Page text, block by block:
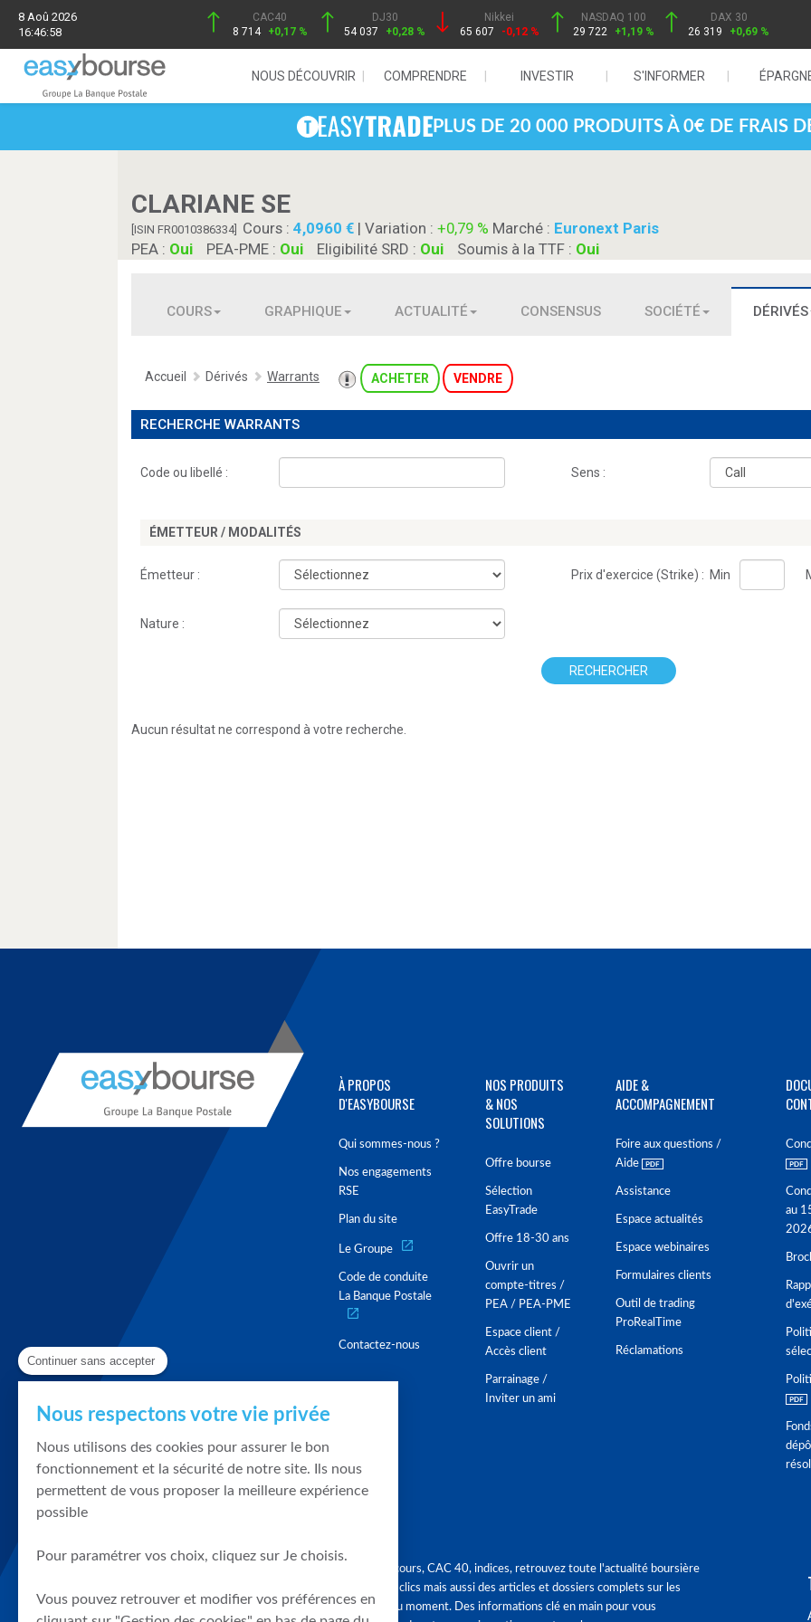
8 Aoû 2026
16:46:58
CAC40
8 714 +0,17 %
DJ30
54 037
+0,28 %
Nikkei
65 607
-0,12 %
NASDAQ 100
29 722
+1,19 %
DAX 30
26 319
+0,69 %
NOUS DÉCOUVRIR COMPRENDRE INVESTIR S'INFORMER
PLUS DE 20 000 PRODUITS À 0€ DE FRAIS
CLARIANE SE
[ISIN FR0010386334] Cours : 4,0960 | Variation : +0,79 % Marché : Euronext Paris
PEA : Oui PEA-PME : Oui Eligibilité SRD : Oui Soumis à la TTF : Oui
COURS GRAPHIQUE ACTUALITÉ CONSENSUS SOCIÉTÉ DÉRIVÉS
Accueil Dérivés Warrants ACHETER VENDRE
RECHERCHE WARRANTS
Code ou libellé : Sens :
ÉMETTEUR / MODALITÉS
Émetteur : Prix d'exercice (Strike) : Min
Nature :
RECHERCHER
Aucun résultat ne correspond à votre recherche.
À PROPOS
D'EASYBOURSE
Qui sommes-nous ?
Nos engagements
RSE
Plan du site
Le Groupe
Code de conduite
La Banque Postale
Contactez-nous
NOS PRODUITS
& NOS
SOLUTIONS
Offre bourse
Sélection
EasyTrade
Offre 18-30 ans
Ouvrir un
compte-titres /
PEA / PEA-PME
Espace client /
Accès client
Parrainage /
Inviter un ami
AIDE &
ACCOMPAGNEMENT
Foire aux questions /
Aide
Assistance
Espace actualités
Espace webinaires
Formulaires clients
Outil de trading
ProRealTime
Réclamations
au
Graphique, cours, CAC 40, indices, retrouvez toute l'actualité boursière
en quelques clics mais aussi des articles et dossiers complets sur les
tendances du moment. Des informations clé en main pour vous
Continuer sans accepter
Nous respectons votre vie privée
Nous utilisons des cookies pour assurer le bon
fonctionnement et la sécurité de notre site. Ils nous
permettent de vous proposer la meilleure expérience
possible
Pour paramétrer vos choix, cliquez sur Je choisis.
Vous pouvez retrouver et modifier vos préférences en